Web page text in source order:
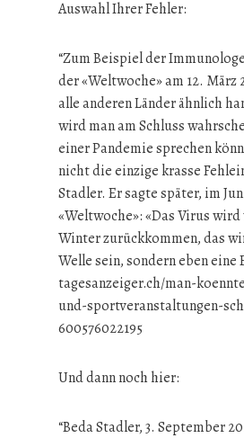
Auswahl Ihrer Fehler:
“Zum Beispiel der
der «Weltwoche» am 12. März
alle anderen Länder ähnlich
wird man am Schluss
einer Pandemie sprechen
nicht die einzige krasse
Stadler. Er sagte später, im
«Weltwoche»: «Das Virus
Winter zurückkommen, das
Welle sein, sondern eben eine
tagesanzeiger.ch/man-
und-sportveranstaltungen-
600576022195
Und dann noch hier:
“Beda Stadler, 3. September